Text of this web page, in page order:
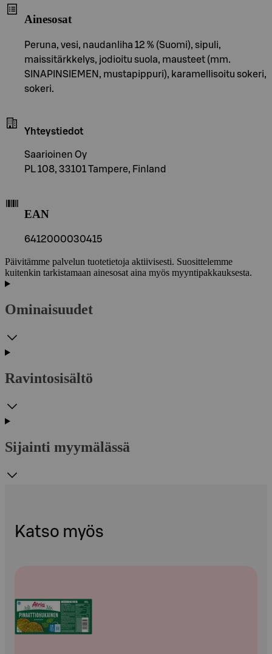
Ainesosat
Peruna, vesi, naudanliha 12 % (Suomi), sipuli,
maissitärkkelys, jodioitu suola, mausteet (mm.
SINAPINSIEMEN, mustapippuri), karamellisoitu sokeri,
sokeri.
Yhteystiedot
Saarioinen Oy
PL 108, 33101 Tampere, Finland
EAN
6412000030415
Päivitämme palvelun tuotetietoja aktiivisesti. Suosittelemme
kuitenkin tarkistamaan ainesosat aina myös myyntipakkauksesta.
Ominaisuudet
Ravintosisältö
Sijainti myymälässä
Katso myös